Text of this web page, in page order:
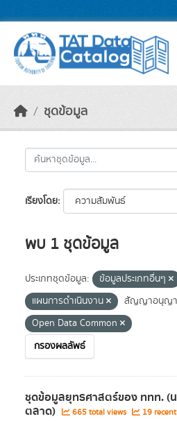
ชุดข้อมูล
เรียงโดย
พบ 1 ชุดข้อมูล
ประเภทชุดข้อมูล: ข้อมูลประเภทอื่นๆ
แผนการดำเนินงาน
สัญญาอนุญ
Open Data Common
กรองผลลัพธ์
ชุดข้อมูลยุทธศาสตร์ของ ททท. (
ตลาด) 665 total views 19